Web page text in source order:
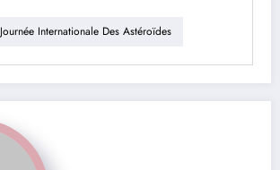
Journée Internationale Des Astéroïdes